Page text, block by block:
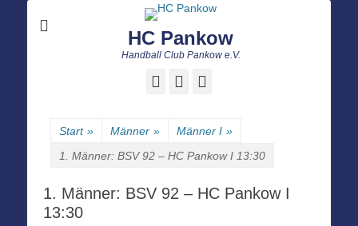
HC Pankow
Handball Club Pankow e.V.
Facebook
Start » Männer » Männer I »
1. Männer: BSV 92 – HC Pankow I 13:30
1. Männer: BSV 92 – HC Pankow I
13:30